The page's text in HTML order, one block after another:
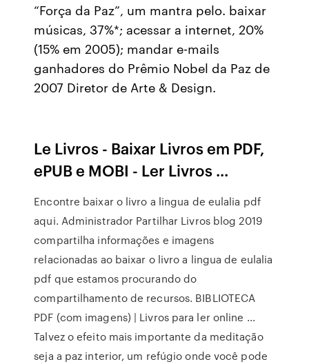
“Força da Paz”, um mantra pelo. baixar
músicas, 37%*; acessar a internet, 20%
(15% em 2005); mandar e-mails
ganhadores do Prêmio Nobel da Paz de
2007 Diretor de Arte & Design.
Le Livros - Baixar Livros em PDF,
ePUB e MOBI - Ler Livros ...
Encontre baixar o livro a lingua de eulalia pdf
aqui. Administrador Partilhar Livros blog 2019
compartilha informações e imagens
relacionadas ao baixar o livro a lingua de eulalia
pdf que estamos procurando do
compartilhamento de recursos. BIBLIOTECA
PDF (com imagens) | Livros para ler online ...
Talvez o efeito mais importante da meditação
seja a paz interior, um refúgio onde você pode